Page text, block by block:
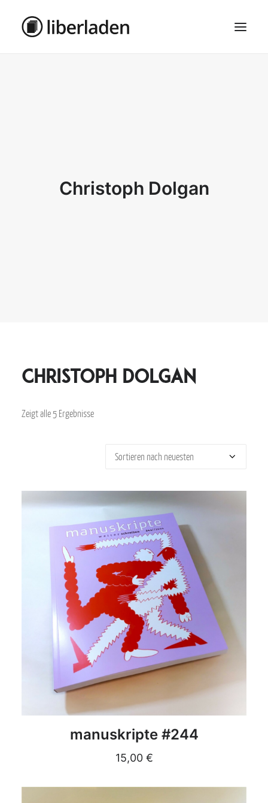
SEARCHChristoph Dolgan
Christoph Dolgan
Zeigt alle 5 Ergebnisse
DETAILS
manuskripte #244
15,00 €